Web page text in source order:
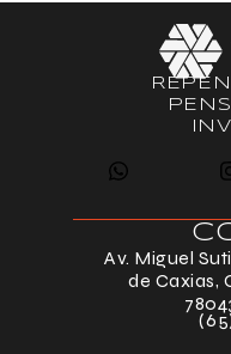
Av. Miguel
de Caxias,